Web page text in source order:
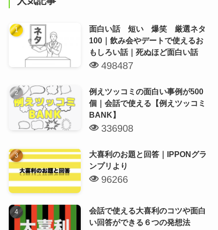
面白い話 短い 爆笑 厳選ネタ
100｜飲み会やデートで使えるお
もしろい話｜死ぬほど面白い話
498487
例えツッコミの面白い事例が500
個｜会話で使える【例えツッコミ
BANK】
336908
大喜利のお題と回答｜IPPONグラ
ンプリより
96266
会話で使える大喜利のコツや面白
い回答ができる６つの発想法